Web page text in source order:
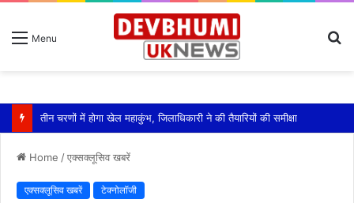
Menu
तीन चरणों में होगा खेल महाकुंभ, जिलाधिकारी ने की तैयारियों की समीक्षा
Home /एक्सक्लूसिव खबरें
एक्सक्लूसिव खबरें टेक्नोलॉजी